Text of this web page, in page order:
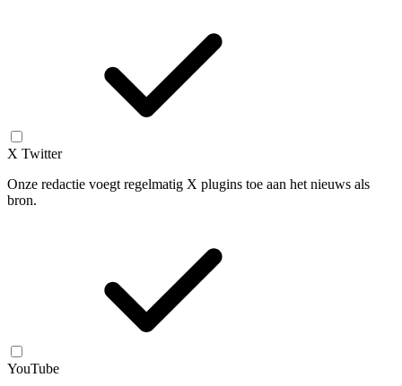
X Twitter
Onze redactie voegt regelmatig X plugins toe aan het nieuws als
bron.
YouTube